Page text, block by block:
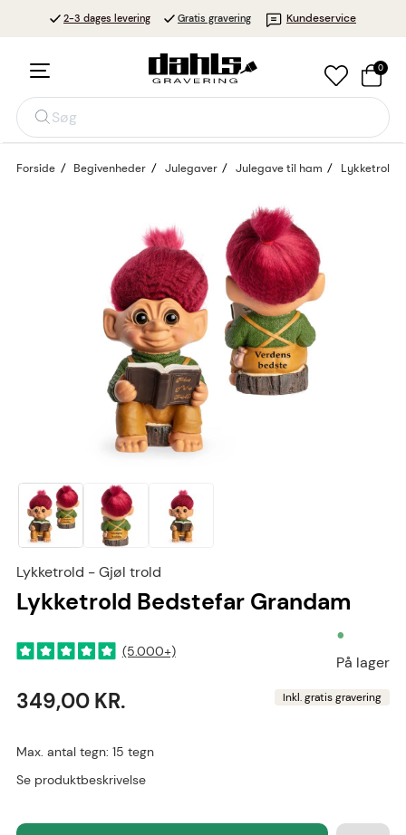
2-3 dages levering Gratis gravering Kundeservice
Søg
0
Forside Begivenheder Julegaver Julegave til ham Lykketrold
Lykketrold - Gjøl trold
Lykketrold Bedstefar Grandam
(5.000+)
•
På lager
349,00 KR. Inkl. gratis gravering
Max. antal tegn: 15 tegn
Se produktbeskrivelse